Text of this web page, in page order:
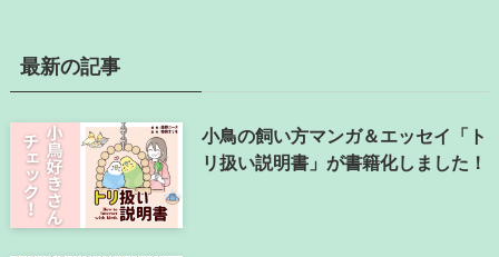
最新の記事
小鳥の飼い方マンガ＆エッセイ「ト
リ扱い説明書」が書籍化しました！